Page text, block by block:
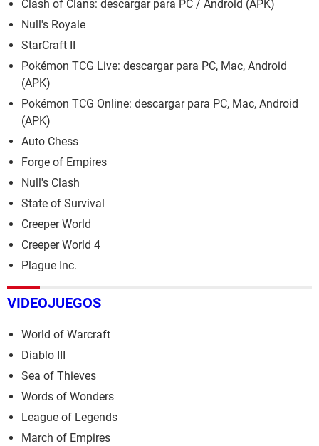
Clash of Clans: descargar para PC / Android (APK)
Null's Royale
StarCraft II
Pokémon TCG Live: descargar para PC, Mac, Android
(APK)
Pokémon TCG Online: descargar para PC, Mac, Android
(APK)
Auto Chess
Forge of Empires
Null's Clash
State of Survival
Creeper World
Creeper World 4
Plague Inc.
VIDEOJUEGOS
World of Warcraft
Diablo III
Sea of Thieves
Words of Wonders
League of Legends
March of Empires